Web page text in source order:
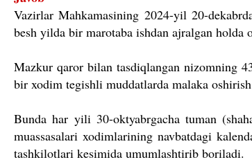
Vazirlar Mahkamasining 2024-yil 20-
besh yilda bir marotaba ishdan ajralgan
Mazkur qaror bilan tasdiqlangan nizomning
bir xodim tegishli muddatlarda malaka
Bunda har yili 30-oktyabrgacha tuman
muassasalari xodimlarining navbatdagi
tashkilotlari kesimida umumlashtirib boriladi.